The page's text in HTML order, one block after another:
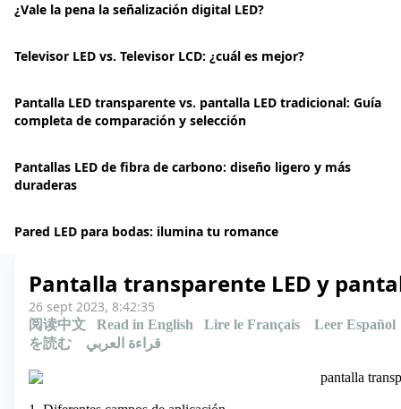
¿Vale la pena la señalización digital LED?
Televisor LED vs. Televisor LCD: ¿cuál es mejor?
Pantalla LED transparente vs. pantalla LED tradicional: Guía
completa de comparación y selección
Pantallas LED de fibra de carbono: diseño ligero y más
duraderas
Pared LED para bodas: ilumina tu romance
Pantalla transparente LED y
26 sept 2023, 8:42:35
阅读中文 Read in English Lire le Français
Leer Español
を読む
قراءة العربي